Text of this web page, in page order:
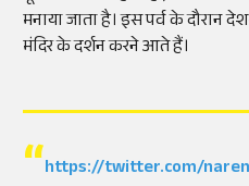
मनाया जाता है। इस पर्व के दौरान
मंदिर के दर्शन करने आते हैं।
https://twitter.com/